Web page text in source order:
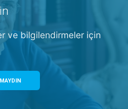
ve bilgilendirmeler için